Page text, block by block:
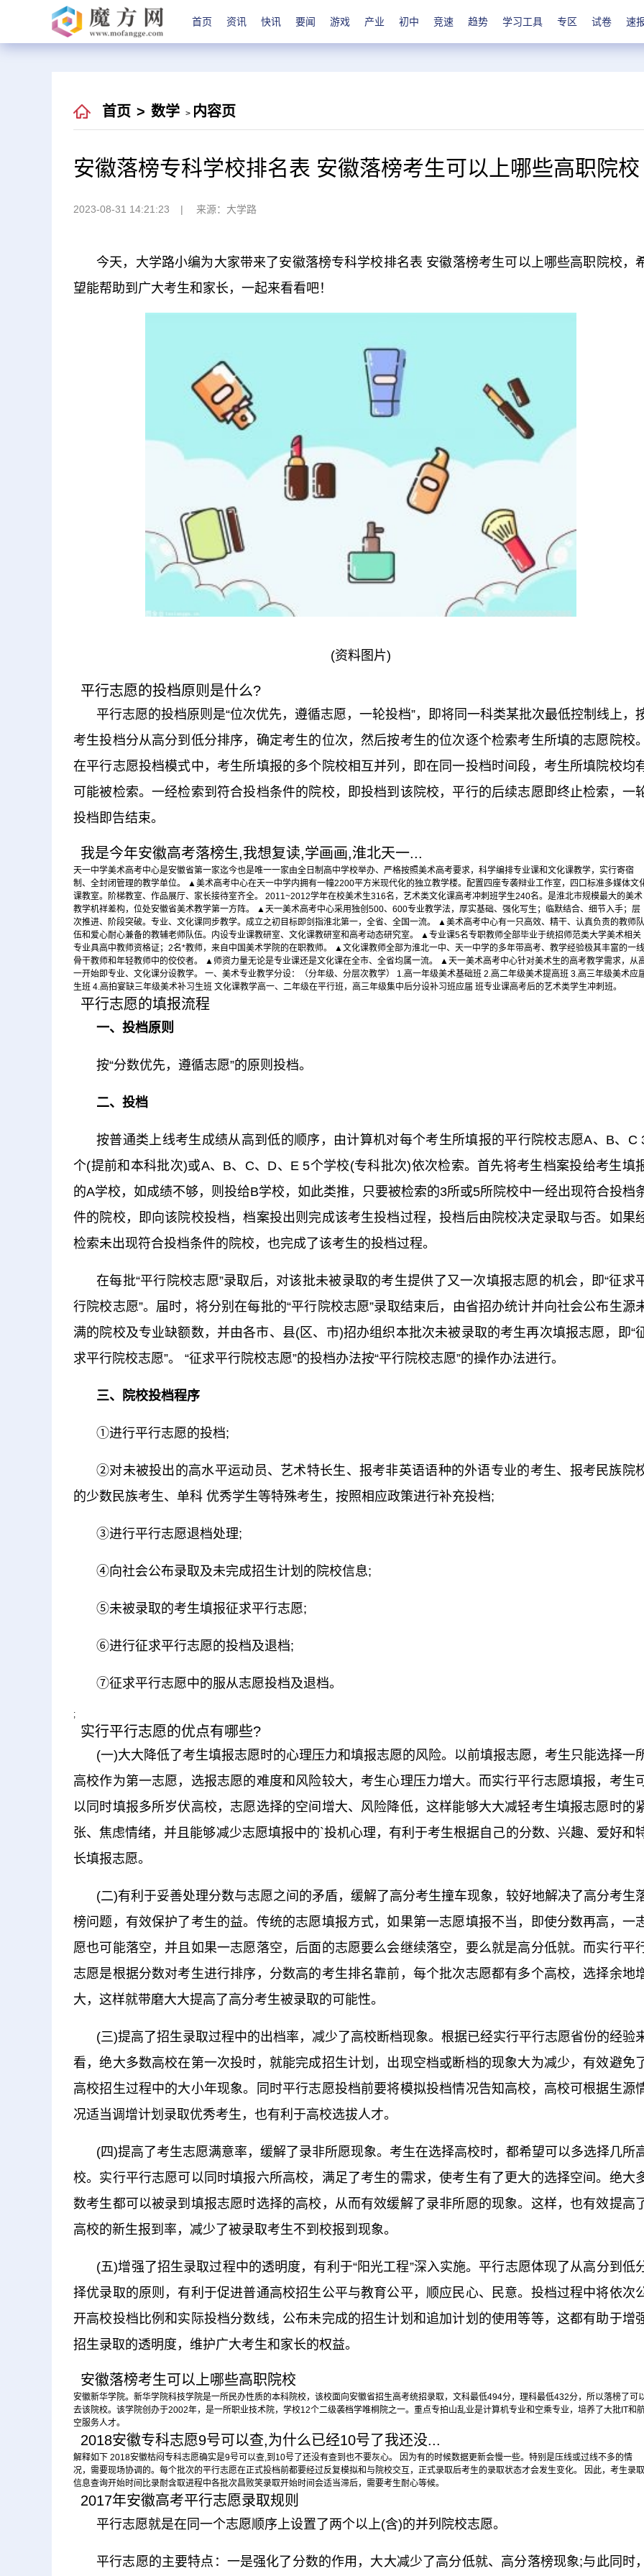
首页 资讯 快讯 要闻 游戏 产业 初中 竞速 趋势 学习工具 专区 试卷 速
首页 > 数学 > 内容页
安徽落榜专科学校排名表 安徽落榜考生可以上哪些高职院校
2023-08-31 14:21:23 来源：大学路
今天，大学路小编为大家带来了安徽落榜专科学校排名表 安徽落榜考生可以上哪些高职院校，
望能帮助到广大考生和家长，一起来看看吧！
(资料图片)
平行志愿的投档原则是什么?
平行志愿的投档原则是“位次优先，遵循志愿，一轮投档”，即将同一科类某批次最低控制线上，
考生投档分从高分到低分排序，确定考生的位次，然后按考生的位次逐个检索考生所填的志愿院校。
在平行志愿投档模式中，考生所填报的多个院校相互并列，即在同一投档时间段，考生所填院校均
可能被检索。一经检索到符合投档条件的院校，即投档到该院校，平行的后续志愿即终止检索，一
投档即告结束。
我是今年安徽高考落榜生,我想复读,学画画,淮北天一...
天一中学美术高考中心是安徽省第一家迄今也是唯一一家由全日制高中学校举办、严格按照美术高考要求，科学编排专业课和文化课教学，实行寄宿
制、全封闭管理的教学单位。 ▲美术高考中心在天一中学内拥有一幢2200平方米现代化的独立教学楼。配置四座专袭辩业工作室，四口标准多媒体文
课教室。阶梯教室、作品展厅、家长接待室齐全。 2011~2012学年在校美术生316名，艺术类文化课高考冲刺班学生240名。是淮北市规模最大的美术
教学机祥差构，位处安徽省美术教学第一方阵。 ▲天一美术高考中心采用独创500、600专业教学法，厚实基础、强化写生；临默结合、细节入手；层
次推进、阶段突破。专业、文化课同步教学。成立之初目标即剑指淮北第一，全省、全国一流。 ▲美术高考中心有一只高效、精干、认真负责的教师队
伍和爱心耐心兼备的教辅老师队伍。内设专业课教研室、文化课教研室和高考动态研究室。 ▲专业课5名专职教师全部毕业于统招师范类大学美术相关
专业具高中教师资格证；2名*教师，来自中国美术学院的在职教师。 ▲文化课教师全部为淮北一中、天一中学的多年带高考、教学经验极其丰富的一线
骨干教师和年轻教师中的佼佼者。 ▲师资力量无论是专业课还是文化课在全市、全省均属一流。 ▲天一美术高考中心针对美术生的高考教学需求，从
一开始即专业、文化课分设教学。 一、美术专业教学分设：（分年级、分层次教学） 1.高一年级美术基础班 2.高二年级美术提高班 3.高三年级美术应
生班 4.高拍宴缺三年级美术补习生班 文化课教学高一、二年级在平行班，高三年级集中后分设补习班应届 班专业课高考后的艺术类学生冲刺班。
平行志愿的填报流程
一、投档原则
按“分数优先，遵循志愿”的原则投档。
二、投档
按普通类上线考生成绩从高到低的顺序，由计算机对每个考生所填报的平行院校志愿A、B、C
个(提前和本科批次)或A、B、C、D、E 5个学校(专科批次)依次检索。首先将考生档案投给考生填
的A学校，如成绩不够，则投给B学校，如此类推，只要被检索的3所或5所院校中一经出现符合投档
件的院校，即向该院校投档，档案投出则完成该考生投档过程，投档后由院校决定录取与否。如果
检索未出现符合投档条件的院校，也完成了该考生的投档过程。
在每批“平行院校志愿”录取后，对该批未被录取的考生提供了又一次填报志愿的机会，即“征求
行院校志愿”。届时，将分别在每批的“平行院校志愿”录取结束后，由省招办统计并向社会公布生源
满的院校及专业缺额数，并由各市、县(区、市)招办组织本批次未被录取的考生再次填报志愿，即“
求平行院校志愿”。 “征求平行院校志愿”的投档办法按“平行院校志愿”的操作办法进行。
三、院校投档程序
①进行平行志愿的投档;
②对未被投出的高水平运动员、艺术特长生、报考非英语语种的外语专业的考生、报考民族院
的少数民族考生、单科 优秀学生等特殊考生，按照相应政策进行补充投档;
③进行平行志愿退档处理;
④向社会公布录取及未完成招生计划的院校信息;
⑤未被录取的考生填报征求平行志愿;
⑥进行征求平行志愿的投档及退档;
⑦征求平行志愿中的服从志愿投档及退档。
;
实行平行志愿的优点有哪些?
(一)大大降低了考生填报志愿时的心理压力和填报志愿的风险。以前填报志愿，考生只能选择一
高校作为第一志愿，选报志愿的难度和风险较大，考生心理压力增大。而实行平行志愿填报，考生可
以同时填报多所岁伏高校，志愿选择的空间增大、风险降低，这样能够大大减轻考生填报志愿时的
张、焦虑情绪，并且能够减少志愿填报中的`投机心理，有利于考生根据自己的分数、兴趣、爱好和
长填报志愿。
(二)有利于妥善处理分数与志愿之间的矛盾，缓解了高分考生撞车现象，较好地解决了高分考生
榜问题，有效保护了考生的益。传统的志愿填报方式，如果第一志愿填报不当，即使分数再高，一
愿也可能落空，并且如果一志愿落空，后面的志愿要么会继续落空，要么就是高分低就。而实行平
志愿是根据分数对考生进行排序，分数高的考生排名靠前，每个批次志愿都有多个高校，选择余地
大，这样就带磨大大提高了高分考生被录取的可能性。
(三)提高了招生录取过程中的出档率，减少了高校断档现象。根据已经实行平行志愿省份的经验
看，绝大多数高校在第一次投时，就能完成招生计划，出现空档或断档的现象大为减少，有效避免
高校招生过程中的大小年现象。同时平行志愿投档前要将模拟投档情况告知高校，高校可根据生源
况适当调增计划录取优秀考生，也有利于高校选拔人才。
(四)提高了考生志愿满意率，缓解了录非所愿现象。考生在选择高校时，都希望可以多选择几所
校。实行平行志愿可以同时填报六所高校，满足了考生的需求，使考生有了更大的选择空间。绝大
数考生都可以被录到填报志愿时选择的高校，从而有效缓解了录非所愿的现象。这样，也有效提高
高校的新生报到率，减少了被录取考生不到校报到现象。
(五)增强了招生录取过程中的透明度，有利于“阳光工程”深入实施。平行志愿体现了从高分到低
择优录取的原则，有利于促进普通高校招生公平与教育公平，顺应民心、民意。投档过程中将依次
开高校投档比例和实际投档分数线，公布未完成的招生计划和追加计划的使用等等，这都有助于增
招生录取的透明度，维护广大考生和家长的权益。
安徽落榜考生可以上哪些高职院校
安徽新华学院。新华学院科技学院是一所民办性质的本科院校，该校面向安徽省招生高考统招录取，文科最低494分，理科最低432分，所以落榜了可
去该院校。该学院创办于2002年，是一所职业技术院，学校12个二级袭档学唯桐院之一。重点专拍山乱业是计算机专业和空乘专业，培养了大批IT和
空服务人才。
2018安徽专科志愿9号可以查,为什么已经10号了我还没...
解释如下 2018安徽枯闷专科志愿确实是9号可以查,到10号了还没有查到也不要灰心。 因为有的时候数据更新会慢一些。特别是压线或过线不多的情
况，需要现场协调的。每个批次的平行志愿在正式投档前都要经过反复模拟和与院校交互，正式录取后考生的录取状态才会发生变化。 因此，考生录取
信息查询开始时间比录耐含取进程中各批次昌败笑录取开始时间会适当滞后，需要考生耐心等候。
2017年安徽高考平行志愿录取规则
平行志愿就是在同一个志愿顺序上设置了两个以上(含)的并列院校志愿。
平行志愿的主要特点：一是强化了分数的作用，大大减少了高分低就、高分落榜现象;与此同时，